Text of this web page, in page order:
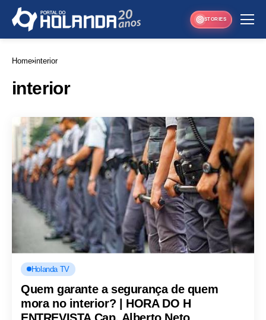
STORIES
Home interior
interior
Holanda TV
Quem garante a segurança de quem
mora no interior? | HORA DO H
ENTREVISTA Cap. Alberto Neto